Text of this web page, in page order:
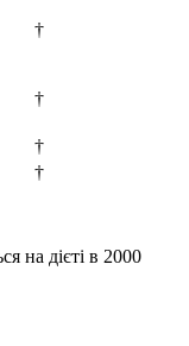
†
†
†
†
на дієті в 2000